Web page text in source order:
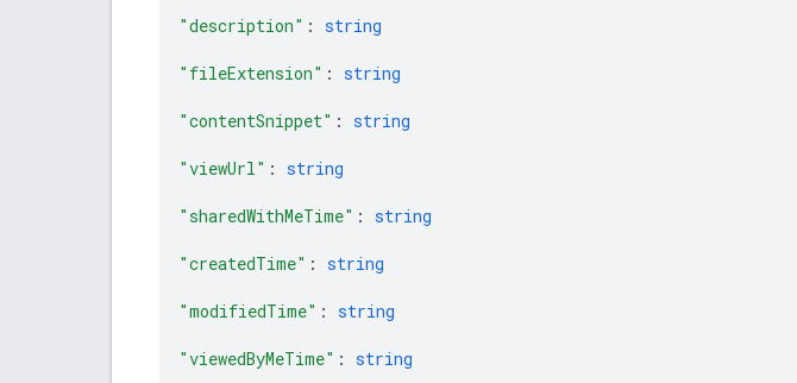
"description" : string
"fileExtension" : string
"contentSnippet" : string
"viewUrl" : string
"sharedWithMeTime" : string
"createdTime" : string
"modifiedTime" : string
"viewedByMeTime" : string